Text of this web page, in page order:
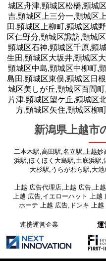
城区舟津,頸城区松橋,頸城
吉,頸城区上三分一,頸城区
田,頸城区上柳町,頸城区城
区仁野分,頸城区諏訪,頸城
頸城区石神,頸城区千原,頸
生田,頸城区大坂井,頸城区
頸城区中島,頸城区中柳町,
島田,頸城区東俣,頸城区日
城区美しが丘,頸城区百間
片津,頸城区望ケ丘,頸城区
方,頸城区矢住,頸城区柳
新潟県上越市
二本木駅,高田駅,名立駅,上越
浜駅,ほくほく大島駅,土底浜駅,
大杉駅,うらがわら駅,大
上越 広告代理店,上越 広告,上
上越 広告,イエローハット 上
ホーテ 上越 広告,ドンキ 上
連携運営企業 運